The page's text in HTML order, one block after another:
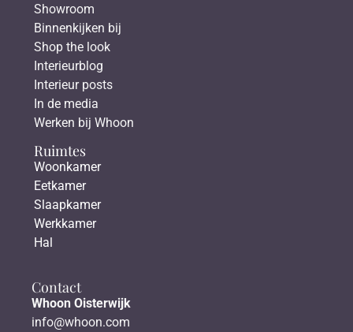
Showroom
Binnenkijken bij
Shop the look
Interieurblog
Interieur posts
In de media
Werken bij Whoon
Ruimtes
Woonkamer
Eetkamer
Slaapkamer
Werkkamer
Hal
Contact
Whoon Oisterwijk
info@whoon.com